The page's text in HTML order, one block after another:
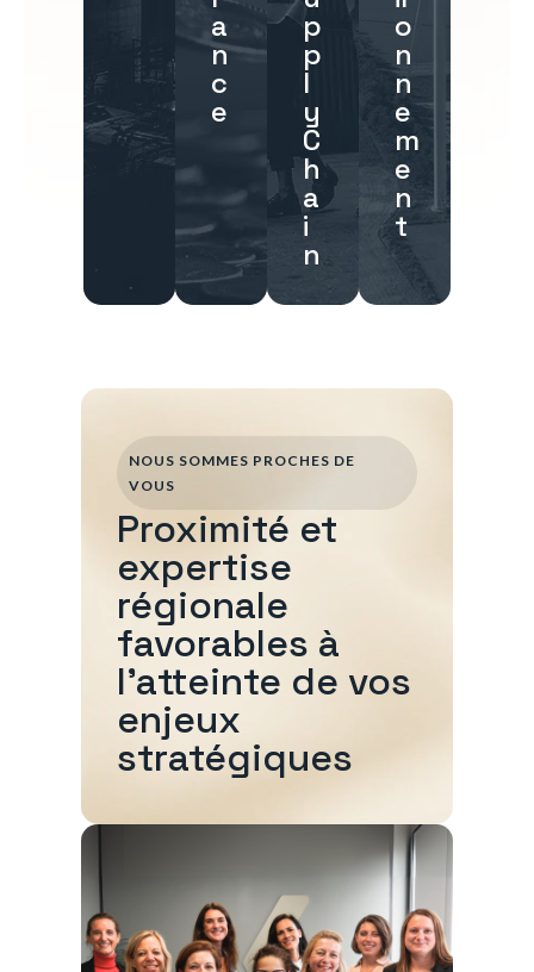
a
n
c
e
p
p
l
y
C
h
a
i
n
o
n
n
e
m
e
n
t
NOUS SOMMES PROCHES DE
VOUS
Proximité et
expertise
régionale
favorables à
l'atteinte de vos
enjeux
stratégiques